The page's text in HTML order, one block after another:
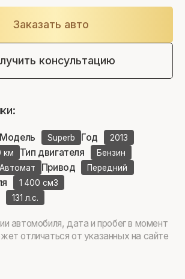
Заказать авто
консультацию
Модель Superb Год 2013
км Тип двигателя Бензин
Автомат Привод Передний
1 400 см3
131 л.с.
автомобиля, дата и пробег в момент
отличаться от указанных на сайте